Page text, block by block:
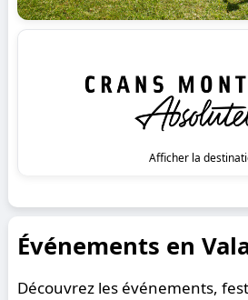
Afficher la
Événements en
Découvrez les événements,